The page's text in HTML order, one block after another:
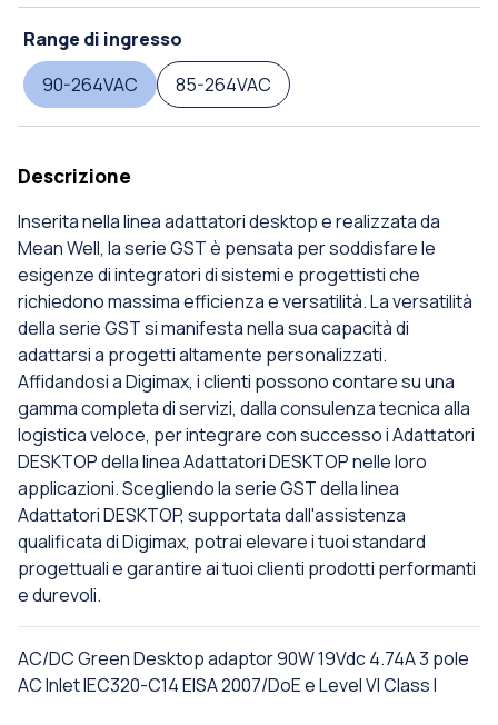
Range di ingresso
90-264VAC
85-264VAC
Descrizione
Inserita nella linea adattatori desktop e realizzata da
Mean Well, la serie GST è pensata per soddisfare le
esigenze di integratori di sistemi e progettisti che
richiedono massima efficienza e versatilità. La versatilità
della serie GST si manifesta nella sua capacità di
adattarsi a progetti altamente personalizzati.
Affidandosi a Digimax, i clienti possono contare su una
gamma completa di servizi, dalla consulenza tecnica alla
logistica veloce, per integrare con successo i Adattatori
DESKTOP della linea Adattatori DESKTOP nelle loro
applicazioni. Scegliendo la serie GST della linea
Adattatori DESKTOP, supportata dall'assistenza
qualificata di Digimax, potrai elevare i tuoi standard
progettuali e garantire ai tuoi clienti prodotti performanti
e durevoli.
AC/DC Green Desktop adaptor 90W 19Vdc 4.74A 3 pole
AC Inlet IEC320-C14 EISA 2007/DoE e Level VI Class I